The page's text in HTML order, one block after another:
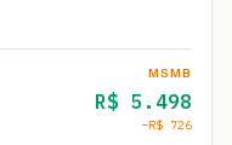
MSMB
R$ 5.498
−R$ 726